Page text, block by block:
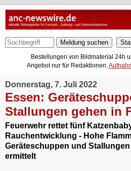
Meldung suchen
Bestellungen von Bildmaterial 24h
Angebot nur für Redaktionen.
Donnerstag, 7. Juli 2022
Essen:
Stallungen gehen in
Feuerwehr rettet fünf
Rauchentwicklung - Hohe
Geräteschuppen und
ermittelt